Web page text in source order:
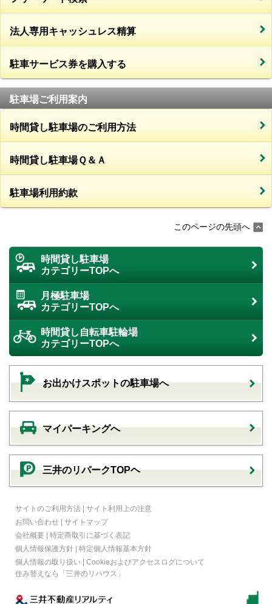
法人専用キャッシュレス精算
駐車サービス券を購入する
駐車場ご利用案内
時間貸し駐車場のご利用方法
時間貸し駐車場Ｑ＆Ａ
駐車場利用約款
このページの先頭へ
時間貸し駐車場
カテゴリーTOPへ
月極駐車場
カテゴリーTOPへ
時間貸し自転車駐輪場
カテゴリーTOPへ
お出かけスポットの駐車場へ
マイパーキングへ
三井のリパークTOPヘ
サイトのご利用方法 | サイト利用上の注意
お問い合わせ | サイトマップ
会社概要 | 特定商取引に基づく表記
個人情報保護方針 | 特定個人情報基本方針
個人情報の取り扱い | Cookieおよびアクセスログについて
住み替えなら
「三井のリハウス」